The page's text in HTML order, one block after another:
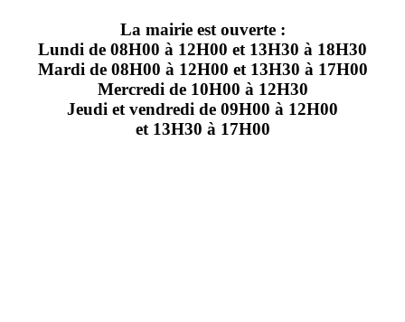
La mairie est ouverte :
Lundi de 08H00 à 12H00 et 13H30 à 18H30
Mardi de 08H00 à 12H00 et 13H30 à 17H00
Mercredi de 10H00 à 12H30
Jeudi et vendredi de 09H00 à 12H00
et 13H30 à 17H00